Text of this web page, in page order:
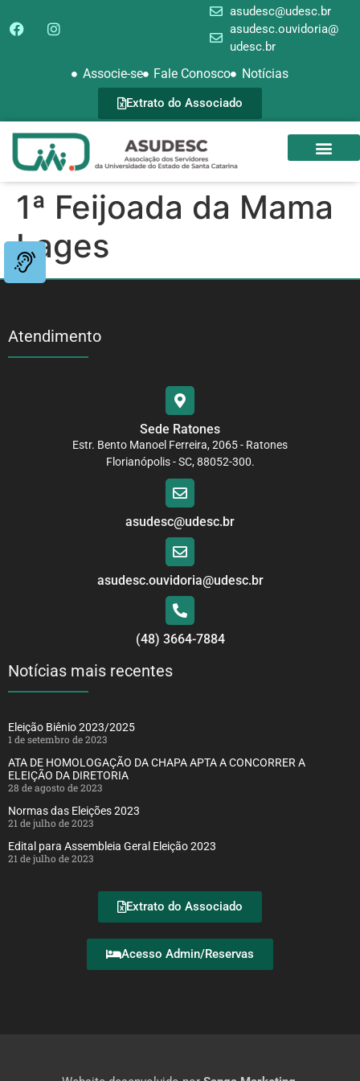
asudesc@udesc.br
asudesc.ouvidoria@
udesc.br
Associe-se Fale Conosco Notícias
Extrato do Associado
1ª Feijoada da Mama
Lages
Atendimento
Sede Ratones
Estr. Bento Manoel Ferreira, 2065 - Ratones
Florianópolis - SC, 88052-300.
asudesc@udesc.br
asudesc.ouvidoria@udesc.br
(48) 3664-7884
Notícias mais recentes
Eleição Biênio 2023/2025
1 de setembro de 2023
ATA DE HOMOLOGAÇÃO DA CHAPA APTA A CONCORRER A
ELEIÇÃO DA DIRETORIA
28 de agosto de 2023
Normas das Eleições 2023
21 de julho de 2023
Edital para Assembleia Geral Eleição 2023
21 de julho de 2023
Extrato do Associado
Acesso Admin/Reservas